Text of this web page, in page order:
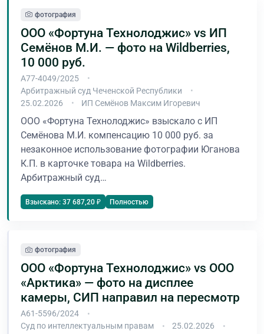
фотография
ООО «Фортуна Технолоджис» vs ИП
Семёнов М.И. — фото на Wildberries,
10 000 руб.
А77-4049/2025
Арбитражный суд Чеченской Республики
25.02.2026
ИП Семёнов Максим Игоревич
ООО «Фортуна Технолоджис» взыскало с ИП
Семёнова М.И. компенсацию 10 000 руб. за
незаконное использование фотографии Юганова
К.П. в карточке товара на Wildberries.
Арбитражный суд…
Взыскано: 37 687,20 ₽ Полностью
фотография
ООО «Фортуна Технолоджис» vs ООО
«Арктика» — фото на дисплее
камеры, СИП направил на пересмотр
А61-5596/2024
Суд по интеллектуальным правам
25.02.2026